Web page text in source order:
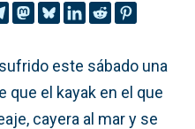
este sábado una
que el kayak en el que
cayera al mar y se